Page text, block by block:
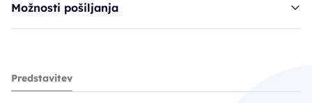
Možnosti pošiljanja
nastavek MOS veliki aparati - 12 mm
3,90€
Predstavitev